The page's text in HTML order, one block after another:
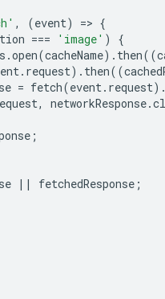
, (event) => {
=== 'image' )
{
.open(cacheName). then((
. request). then((
= fetch(event. request
, networkResponse.
;
|| fetchedResponse ;